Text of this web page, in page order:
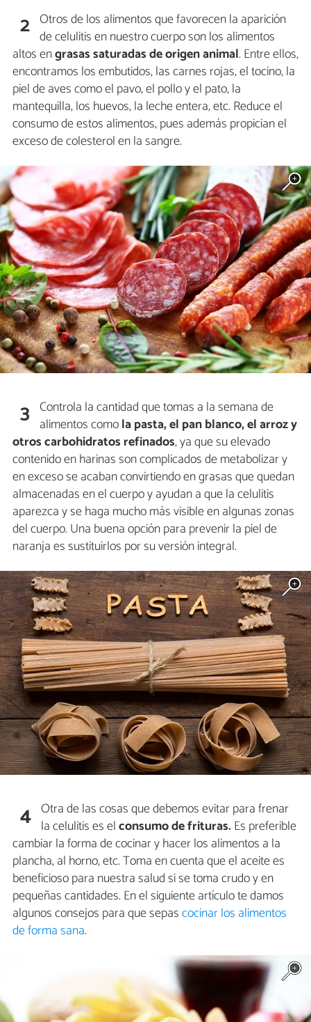
2 Otros de los alimentos que favorecen la aparición
de celulitis en nuestro cuerpo son los alimentos
altos engrasas saturadas de origen animal. Entre ellos,
encontramos los embutidos, las carnes rojas, el tocino, la
piel de aves como el pavo, el pollo y el pato, la
mantequilla, los huevos, la leche entera, etc. Reduce el
consumo de estos alimentos, pues además propician el
exceso de colesterol en la sangre.
3 Controla la cantidad que tomas a la semana de
alimentos comola pasta, el pan blanco, el arroz y
otros carbohidratos refinados, ya que su elevado
contenido en harinas son complicados de metabolizar y
en exceso se acaban convirtiendo en grasas que quedan
almacenadas en el cuerpo y ayudan a que la celulitis
aparezca y se haga mucho más visible en algunas zonas
del cuerpo. Una buena opción para prevenir la piel de
naranja es sustituirlos por su versión integral.
4 Otra de las cosas que debemos evitar para frenar
la celulitis es elconsumo de frituras.Es preferible
cambiar la forma de cocinar y hacer los alimentos a la
plancha, al horno, etc. Toma en cuenta que el aceite es
beneficioso para nuestra salud si se toma crudo y en
pequeñas cantidades. En el siguiente artículo te damos
algunos consejos para que sepascocinar los alimentos
de forma sana.